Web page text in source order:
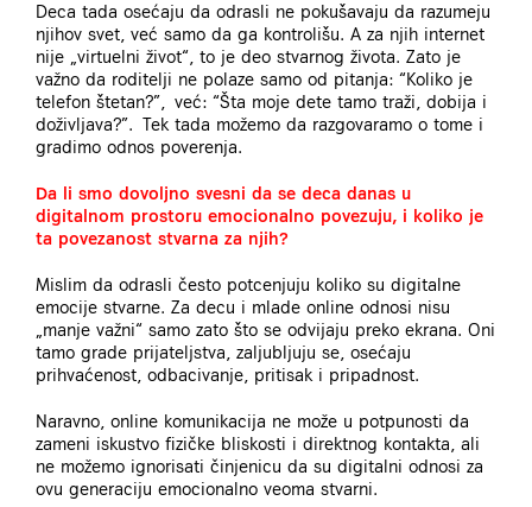
Deca tada osećaju da odrasli ne pokušavaju da razumeju
njihov svet, već samo da ga kontrolišu. A za njih internet
nije „virtuelni život“, to je deo stvarnog života. Zato je
važno da roditelji ne polaze samo od pitanja: “Koliko je
telefon štetan?”, već: “Šta moje dete tamo traži, dobija i
doživljava?”. Tek tada možemo da razgovaramo o tome i
gradimo odnos poverenja.
Da li smo dovoljno svesni da se deca danas u
digitalnom prostoru emocionalno povezuju, i koliko je
ta povezanost stvarna za njih?
Mislim da odrasli često potcenjuju koliko su digitalne
emocije stvarne. Za decu i mlade online odnosi nisu
„manje važni“ samo zato što se odvijaju preko ekrana. Oni
tamo grade prijateljstva, zaljubljuju se, osećaju
prihvaćenost, odbacivanje, pritisak i pripadnost.
Naravno, online komunikacija ne može u potpunosti da
zameni iskustvo fizičke bliskosti i direktnog kontakta, ali
ne možemo ignorisati činjenicu da su digitalni odnosi za
ovu generaciju emocionalno veoma stvarni.